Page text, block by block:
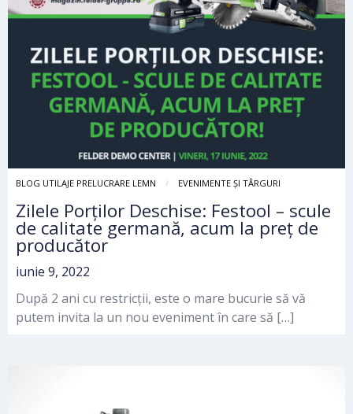
BLOG UTILAJE PRELUCRARE LEMN EVENIMENTE ȘI TÂRGURI
Zilele Porților Deschise: Festool – scule
de calitate germană, acum la preț de
producător
iunie 9, 2022
După 2 ani cu restricții, este o mare bucurie să vă
putem invita la un nou eveniment în care să […]